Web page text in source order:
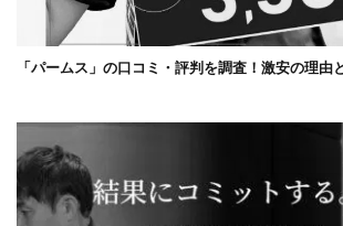
「パームス」の口コミ・評判を調査！激安の理由